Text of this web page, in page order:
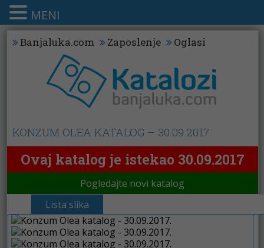
Banjaluka.com Zaposlenje Oglasi
KONZUM OLEA KATALOG – 30.09.2017.
Ovaj katalog je istekao 30.09.2017
Pogledajte novi katalog
Lista slika
MENI